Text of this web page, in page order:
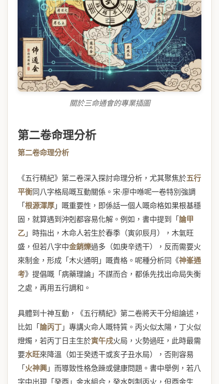
關於三命通會的專業插圖
第二卷命理分析
第二卷命理分析
《五行精紀》第二卷深入探討命理分析，尤其聚焦於五行
平衡同八字格局嘅互動關係。宋·廖中喺呢一卷特別強調
「根源渾厚 」嘅重要性，即係話一個人嘅命格如果根基穩
固，就算遇到沖剋都容易化解。例如，書中提到「論甲
乙 」時指出，木命人若生於春季（寅卯辰月），木氣旺
盛，但若八字中金銷爍過多（如庚辛透干），反而需要火
來制金，形成「木火通明」嘅貴格。呢種分析同《神峯通
考》提倡嘅「病藥理論」不謀而合，都係先找出命局失衡
之處，再用五行調和。
具體到十神互動，《五行精紀》第二卷將天干分組論述，
比如「論丙丁 」專講火命人嘅特質。丙火似太陽，丁火似
燈燭，若丙丁日主生於寅午戌火局，火勢過旺，此時最需
要水旺來降溫（如壬癸透干或亥子丑水局），否則容易
「火神興 」而導致性格急躁或健康問題。書中舉例，若八
字中出現「癸酉」金水組合，癸水剋制丙火，但酉金生